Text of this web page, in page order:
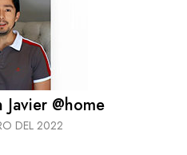
@home
DEL 2022